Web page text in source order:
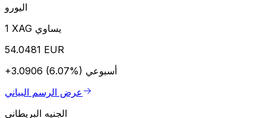
اليورو
1 XAG يساوي
54.0481 EUR
+3.0906 (6.07%) أسبوعي
عرض الرسم البياني
الجنيه البريطاني